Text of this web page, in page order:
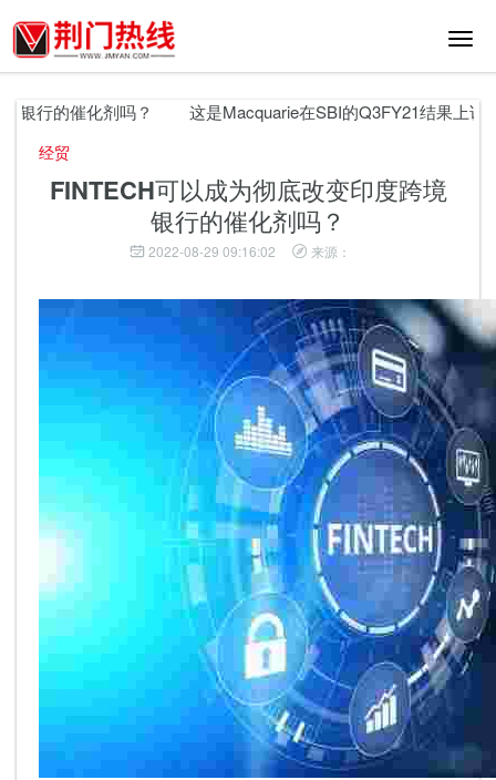
切
航
行的催化剂吗？ 这是Macquarie在SBI的Q3FY21结果上说
经贸
FINTECH可以成为彻底改变印度跨境
银行的催化剂吗？
2022-08-29 09:16:02 来源：